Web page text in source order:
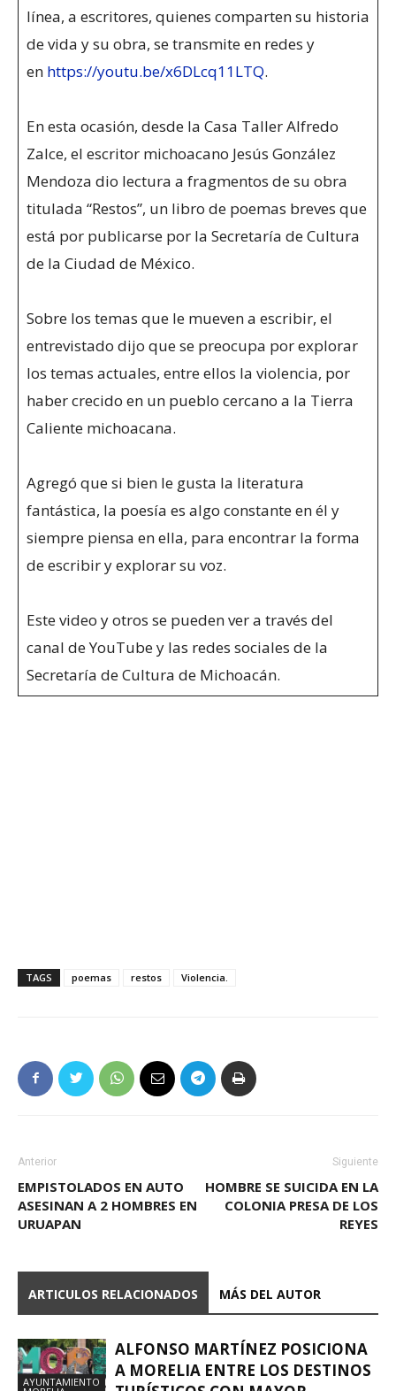
línea, a escritores, quienes comparten su historia
de vida y su obra, se transmite en redes y
en https://youtu.be/x6DLcq11LTQ.
En esta ocasión, desde la Casa Taller Alfredo
Zalce, el escritor michoacano Jesús González
Mendoza dio lectura a fragmentos de su obra
titulada “Restos”, un libro de poemas breves que
está por publicarse por la Secretaría de Cultura
de la Ciudad de México.
Sobre los temas que le mueven a escribir, el
entrevistado dijo que se preocupa por explorar
los temas actuales, entre ellos la violencia, por
haber crecido en un pueblo cercano a la Tierra
Caliente michoacana.
Agregó que si bien le gusta la literatura
fantástica, la poesía es algo constante en él y
siempre piensa en ella, para encontrar la forma
de escribir y explorar su voz.
Este video y otros se pueden ver a través del
canal de YouTube y las redes sociales de la
Secretaría de Cultura de Michoacán.
TAGS poemas restos Violencia.
Anterior
EMPISTOLADOS EN AUTO
ASESINAN A 2 HOMBRES EN
URUAPAN
Siguiente
HOMBRE SE SUICIDA EN LA
COLONIA PRESA DE LOS
REYES
ARTICULOS RELACIONADOS MÁS DEL AUTOR
AYUNTAMIENTO
ALFONSO MARTÍNEZ POSICIONA
A MORELIA ENTRE LOS DESTINOS